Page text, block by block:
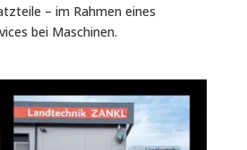
– im Rahmen eines
bei Maschinen.